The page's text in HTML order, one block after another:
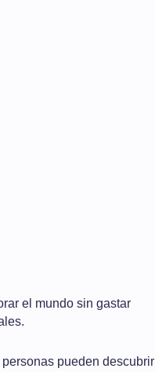
el mundo sin gastar
pueden descubrir